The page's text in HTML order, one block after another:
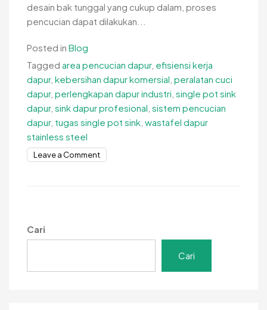
desain bak tunggal yang cukup dalam, proses
pencucian dapat dilakukan...
Posted in Blog
Tagged area pencucian dapur, efisiensi kerja
dapur, kebersihan dapur komersial peralatan cuci
dapur, perlengkapan dapur industri single pot sink
dapur, sink dapur profesional sistem pencucian
dapur, tugas single pot sink wastafel dapur
stainless steel
Leave a Commenton
Kebersihan
Cari
Cari